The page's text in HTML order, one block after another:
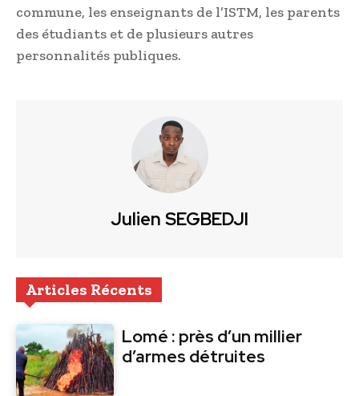
commune, les enseignants de l’ISTM, les parents
des étudiants et de plusieurs autres
personnalités publiques.
Julien SEGBEDJI
Articles Récents
Lomé : près d’un millier
d’armes détruites